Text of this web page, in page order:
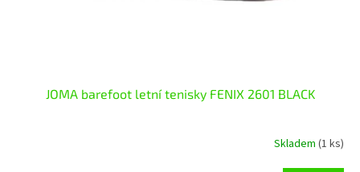
JOMA barefoot letní tenisky FENIX 2601 BLACK
Skladem (1 ks)